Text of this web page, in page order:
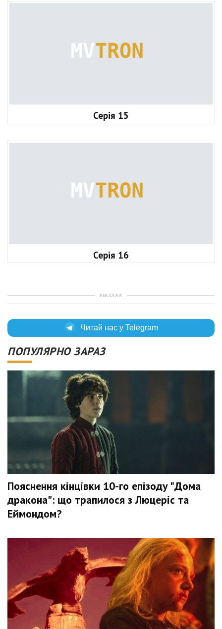
Серія 15
Серія 16
РЕКЛАМА
Читай нас у Telegram
ПОПУЛЯРНО ЗАРАЗ
Пояснення кінцівки 10-го епізоду "Дома
дракона": що трапилося з Люцеріс та
Еймондом?